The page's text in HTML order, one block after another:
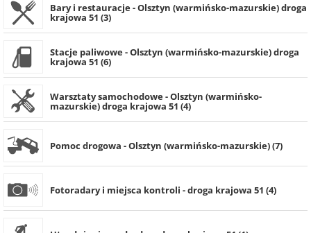
Bary i restauracje - Olsztyn (warmińsko-mazurskie) droga
krajowa 51 (3)
Stacje paliwowe - Olsztyn (warmińsko-mazurskie) droga
krajowa 51 (6)
Warsztaty samochodowe - Olsztyn (warmińsko-
mazurskie) droga krajowa 51 (4)
Pomoc drogowa - Olsztyn (warmińsko-mazurskie) (7)
Fotoradary i miejsca kontroli - droga krajowa 51 (4)